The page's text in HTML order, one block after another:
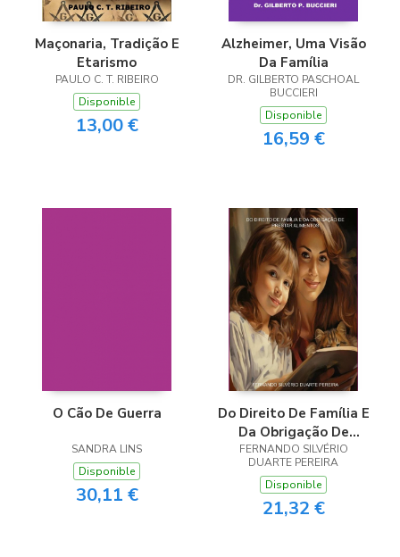
Maçonaria, Tradição E
Etarismo
PAULO C. T. RIBEIRO
Disponible
13,00 €
Alzheimer, Uma Visão
Da Família
DR. GILBERTO PASCHOAL
BUCCIERI
Disponible
16,59 €
O Cão De Guerra
SANDRA LINS
Disponible
30,11 €
Do Direito De Família E
Da Obrigação De
Prestar Alimentos
FERNANDO SILVÉRIO
DUARTE PEREIRA
Disponible
21,32 €